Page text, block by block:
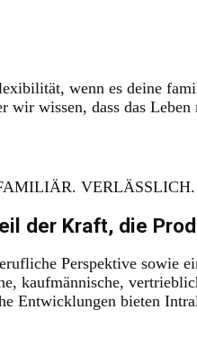
wenn es deine
wissen, dass das
der Kraft, die
Perspektive sowie
kaufmännische,
Entwicklungen bieten